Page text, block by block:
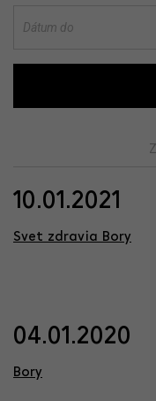
10.01.2021
Svet zdravia Bory
04.01.2020
Bory